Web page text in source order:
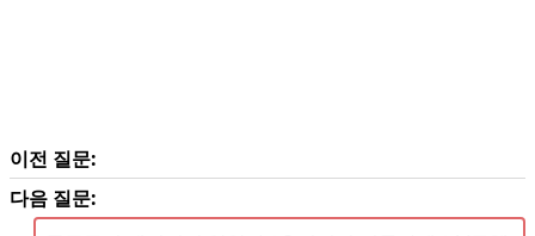
이전 질문:
다음 질문: